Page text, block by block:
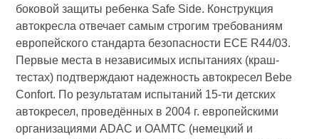
боковой защиты ребенка Safe Side. Конструкция
автокресла отвечает самым строгим требованиям
европейского стандарта безопасности ECE R44/03.
Первые места в независимых испытаниях (краш-
тестах) подтверждают надежность автокресел Bebe
Confort. По результатам испытаний 15-ти детских
автокресел, проведённых в 2004 г. европейскими
организациями ADAC и OAMTC (немецкий и